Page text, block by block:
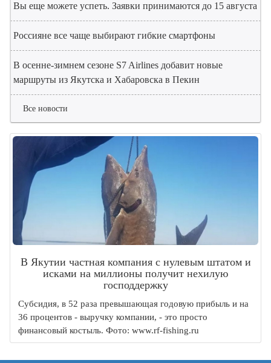
Вы еще можете успеть. Заявки принимаются до 15 августа
Россияне все чаще выбирают гибкие смартфоны
В осенне-зимнем сезоне S7 Airlines добавит новые
маршруты из Якутска и Хабаровска в Пекин
Все новости
В Якутии частная компания с нулевым штатом и
исками на миллионы получит нехилую
господдержку
Субсидия, в 52 раза превышающая годовую прибыль и на
36 процентов - выручку компании, - это просто
финансовый костыль. Фото: www.rf-fishing.ru